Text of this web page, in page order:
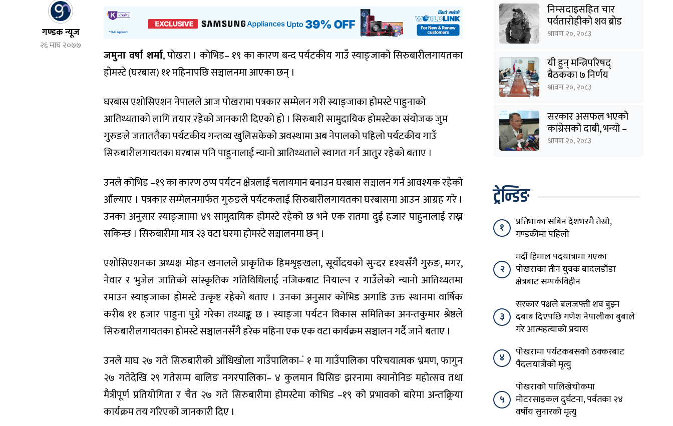
गण्डक न्यूज
२६ माघ २०७७
जमुना वर्षा शर्मा, पोखरा । कोभिड– १९ का कारण बन्द पर्यटकीय गाउँ स्याङ्जाको सिरुबारीलगायतका
होमस्टे (घरबास) ११ महिनापछि सञ्चालनमा आएका छन् ।
घरबास एशोसिएशन नेपालले आज पोखरामा पत्रकार सम्मेलन गरी स्याङ्जाका होमस्टे पाहुनाको
आतिथ्यताको लागि तयार रहेको जानकारी दिएको हो । सिरुबारी सामुदायिक होमस्टेका संयोजक जुम
गुरुङले जताततैका पर्यटकीय गन्तव्य खुलिसकेको अवस्थामा अब नेपालको पहिलो पर्यटकीय गाउँ
सिरुबारीलगायतका घरबास पनि पाहुनालाई न्यानो आतिथ्यताले स्वागत गर्न आतुर रहेको बताए ।
उनले कोभिड –१९ का कारण ठप्प पर्यटन क्षेत्रलाई चलायमान बनाउन घरबास सञ्चालन गर्न आवश्यक रहेको
औंल्याए । पत्रकार सम्मेलनमार्फत गुरुङले पर्यटकलाई सिरुबारीलगायतका घरबासमा आउन आग्रह गरे ।
उनका अनुसार स्याङ्जाामा ४९ सामुदायिक होमस्टे रहेको छ भने एक रातमा दुई हजार पाहुनालाई राख्न
सकिन्छ । सिरुबारीमा मात्र २३ वटा घरमा होमस्टे सञ्चालनमा छन् ।
एशोसिएशनका अध्यक्ष मोहन खनालले प्राकृतिक हिमशृङ्खला, सूर्योदयको सुन्दर दृश्यसँगै गुरुङ, मगर,
नेवार र भुजेल जातिको सांस्कृतिक गतिविधिलाई नजिकबाट नियाल्न र गाउँलेको न्यानो आतिथ्यतमा
रमाउन स्याङ्जाका होमस्टे उत्कृष्ट रहेको बताए । उनका अनुसार कोभिड अगाडि उक्त स्थानमा वार्षिक
करीब ११ हजार पाहुना पुग्ने गरेका तथ्याङ्क छ । स्याङ्जा पर्यटन विकास समितिका अनन्तकुमार श्रेष्ठले
सिरुबारीलगायतका होमस्टे सञ्चालनसँगै हरेक महिना एक एक वटा कार्यक्रम सञ्चालन गर्दै जाने बताए ।
उनले माघ २७ गते सिरुबारीको आँधिखोला गाउँपालिका–ं १ मा गाउँपालिका परिचयात्मक भ्रमण, फागुन
२७ गतेदेखि २९ गतेसम्म बालिङ नगरपालिका– ४ कुलमान घिसिङ झरनामा क्यानोनिङ महोत्सव तथा
मैत्रीपूर्ण प्रतियोगिता र चैत २७ गते सिरुबारीमा होमस्टेमा कोभिड –१९ को प्रभावको बारेमा अन्तक्र्रिया
कार्यक्रम तय गरिएको जानकारी दिए ।
निम्सदाइसहित चार
पर्वतारोहीको शव ब्रोड
पिकबाट बेस क्याम्पमा
श्रावण २०, २०८३
यी हुन् मन्त्रिपरिषद्
बैठकका ७ निर्णय
श्रावण २०, २०८३
सरकार असफल भएको
कांग्रेसको दाबी, भन्यो –
‘जनविश्वासको संकटमा
श्रावण २०, २०८३
ट्रेन्डिङ
१
प्रतिभाका सबिन देशभरमै तेस्रो,
गण्डकीमा पहिलो
२
मर्दी हिमाल पदयात्रामा गएका
पोखराका तीन युवक बादलडाँडा
क्षेत्रबाट सम्पर्कविहीन
३
सरकार पक्षले बलजफ्ती शव बुझ्न
दबाब दिएपछि गणेश नेपालीका बुबाले
गरे आत्महत्याको प्रयास
४
पोखरामा पर्यटकबसको ठक्करबाट
पैदलयात्रीको मृत्यु
५
पोखराको पालिखेचोकमा
मोटरसाइकल दुर्घटना, पर्वतका २४
वर्षीय सुनारको मृत्यु